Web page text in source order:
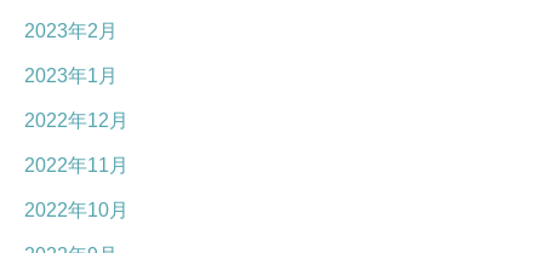
2023年2月
2023年1月
2022年12月
2022年11月
2022年10月